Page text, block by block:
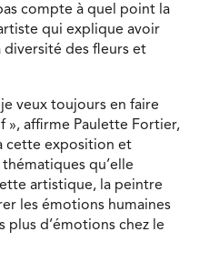
compte à quel point la
qui explique avoir
diversité des fleurs et
veux toujours en faire
», affirme Paulette Fortier,
cette exposition et
qu’elle
artistique, la peintre
les émotions humaines
plus d’émotions chez le